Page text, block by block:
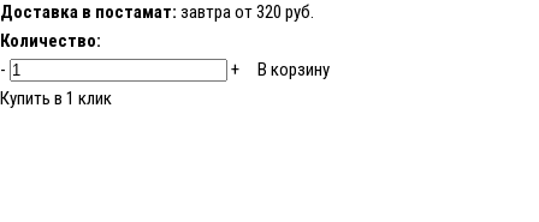
Доставка в постамат: завтра от 320 руб.
Количество:
-
+
В корзину
Купить в 1 клик